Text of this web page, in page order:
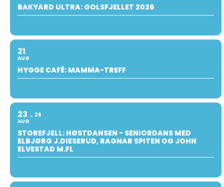
BAKYARD ULTRA: GOLSFJELLET 2026
21
AUG
HYGGE CAFÈ: MAMMA-TREFF
23
AUG
26
STOREFJELL: HØSTDANSEN - SENIORDANS MED
ELBJØRG J.DIESERUD, RAGNAR SPITEN OG JOHN
ELVESTAD M.FL